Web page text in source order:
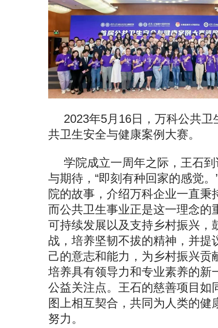
2023年5月16日，万科公共
共卫生安全与健康案例大赛。
学院成立一周年之际，王石
与期待，“即刻有种回家的感觉
院的故事，介绍万科企业一直秉
而公共卫生事业正是这一理念的
可持续发展以及支持乡村振兴，
战，培养坚韧不拔的精神，并提
己的意志和能力，为乡村振兴贡
培养具有领导力和专业素养的新
公益关注点。王石的慈善项目如
图上相互契合，共同为人类的
努力。